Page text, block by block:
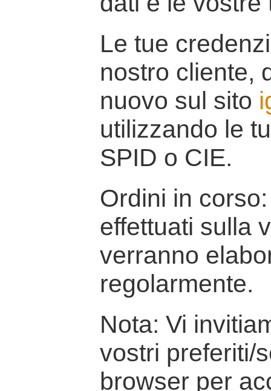
Le tue
nostro cliente,
nuovo sul sito
utilizzando le
SPID o CIE.
Ordini in
effettuati sulla
verranno
regolarmente.
Nota: Vi
vostri preferiti/
browser per